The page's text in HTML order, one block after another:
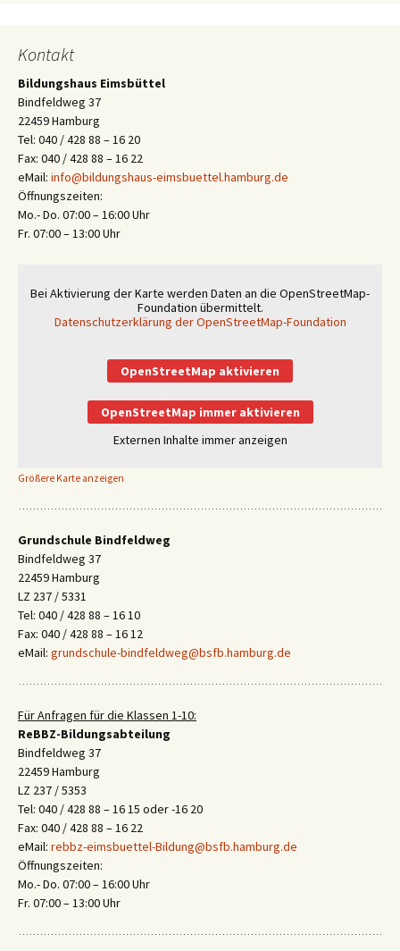
Kontakt
Bildungshaus Eimsbüttel
Bindfeldweg 37
22459 Hamburg
Tel: 040 / 428 88 – 16 20
Fax: 040 / 428 88 – 16 22
eMail: info@bildungshaus-eimsbuettel.hamburg.de
Öffnungszeiten:
Mo.- Do. 07:00 – 16:00 Uhr
Fr. 07:00 – 13:00 Uhr
Bei Aktivierung der Karte werden Daten an die OpenStreetMap-
Foundation übermittelt.
Datenschutzerklärung der OpenStreetMap-Foundation
OpenStreetMap aktivieren
OpenStreetMap immer aktivieren
Externen Inhalte immer anzeigen
Größere Karte anzeigen
Grundschule Bindfeldweg
Bindfeldweg 37
22459 Hamburg
LZ 237 / 5331
Tel: 040 / 428 88 – 16 10
Fax: 040 / 428 88 – 16 12
eMail: grundschule-bindfeldweg@bsfb.hamburg.de
Für Anfragen für die Klassen 1-10:
ReBBZ-Bildungsabteilung
Bindfeldweg 37
22459 Hamburg
LZ 237 / 5353
Tel: 040 / 428 88 – 16 15 oder -16 20
Fax: 040 / 428 88 – 16 22
eMail: rebbz-eimsbuettel-Bildung@bsfb.hamburg.de
Öffnungszeiten:
Mo.- Do. 07:00 – 16:00 Uhr
Fr. 07:00 – 13:00 Uhr